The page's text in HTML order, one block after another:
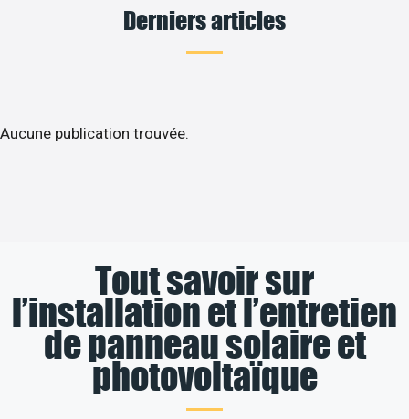
Derniers articles
Aucune publication trouvée.
Tout savoir sur
l’installation et l’entretien
de panneau solaire et
photovoltaïque